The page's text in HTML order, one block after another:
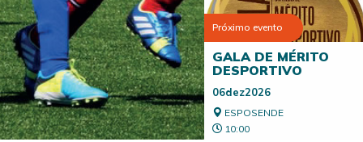
Próximo evento
GALA DE MÉRITO
DESPORTIVO
06dez2026
ESPOSENDE
10:00